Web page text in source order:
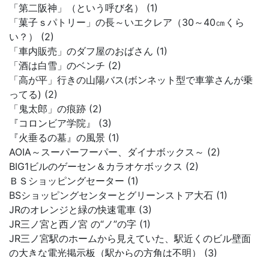
「第二阪神」（という呼び名） (1)
「菓子ｓパトリー」の長～いエクレア（30～40㎝くら
い？） (2)
「車内販売」のダフ屋のおばさん (1)
「酒は白雪」のベンチ (2)
「高が平」行きの山陽バス(ボンネット型で車掌さんが乗
ってる) (2)
「鬼太郎」の痕跡 (2)
『コロンビア学院』 (3)
『火垂るの墓』の風景 (1)
AOIA～スーパーフーパー、ダイナボックス～ (2)
BIG1ビルのゲーセン＆カラオケボックス (2)
ＢＳショッピングセーター (1)
BSショッピングセンターとグリーンストア大石 (1)
JRのオレンジと緑の快速電車 (3)
JR三ノ宮と西ノ宮 の“ノ”の字 (1)
JR三ノ宮駅のホームから見えていた、駅近くのビル壁面
の大きな電光掲示板（駅からの方角は不明） (3)